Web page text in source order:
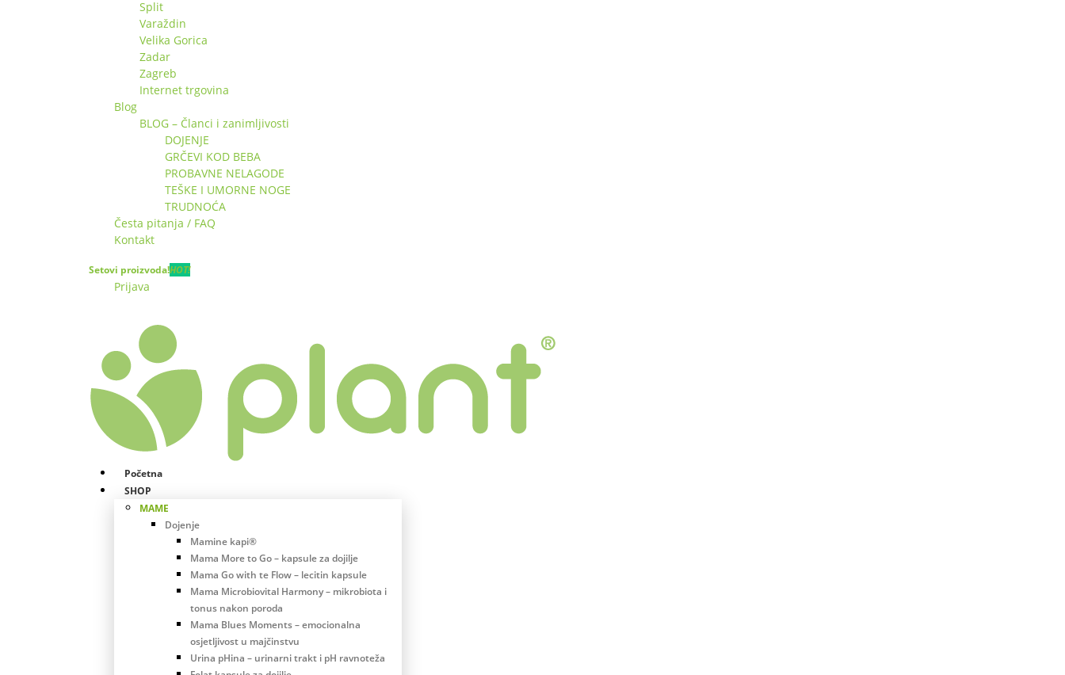
Split
Varaždin
Velika Gorica
Zadar
Zagreb
Internet trgovina
Blog
BLOG – Članci i zanimljivosti
DOJENJE
GRČEVI KOD BEBA
PROBAVNE NELAGODE
TEŠKE I UMORNE NOGE
TRUDNOĆA
Česta pitanja / FAQ
Kontakt
Setovi proizvoda!HOT!
Prijava
Početna
SHOP
MAME
Dojenje
Mamine kapi®
Mama More to Go – kapsule za dojilje
Mama Go with te Flow – lecitin kapsule
Mama Microbiovital Harmony – mikrobiota i
tonus nakon poroda
Mama Blues Moments – emocionalna
osjetljivost u majčinstvu
Urina pHina – urinarni trakt i pH ravnoteža